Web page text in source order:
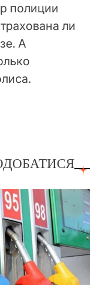
полиции
ли
А